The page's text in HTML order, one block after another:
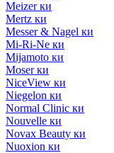
Meizer ки
Mertz ки
Messer & Nagel ки
Mi-Ri-Ne ки
Mijamoto ки
Moser ки
NiceView ки
Niegelon ки
Normal Clinic ки
Nouvelle ки
Novax Beauty ки
Nuoxion ки